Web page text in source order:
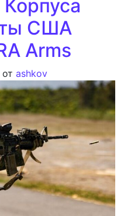
США
Arms
от ashkov